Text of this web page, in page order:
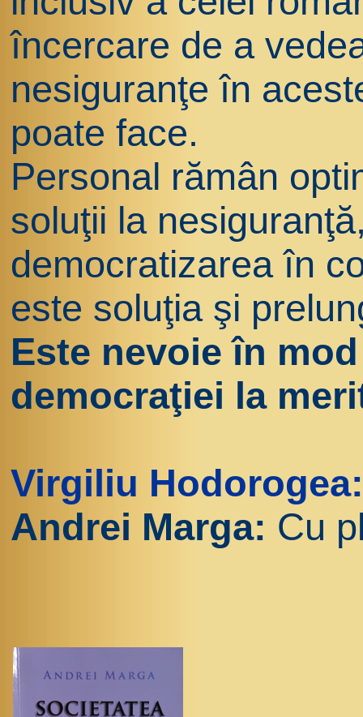
încercare de a
nesiguranţe în
poate face.
Personal rămân
soluţii la
democratizarea în
este soluţia şi
Este nevoie în
democraţiei la
Virgiliu
Andrei Marga: Cu